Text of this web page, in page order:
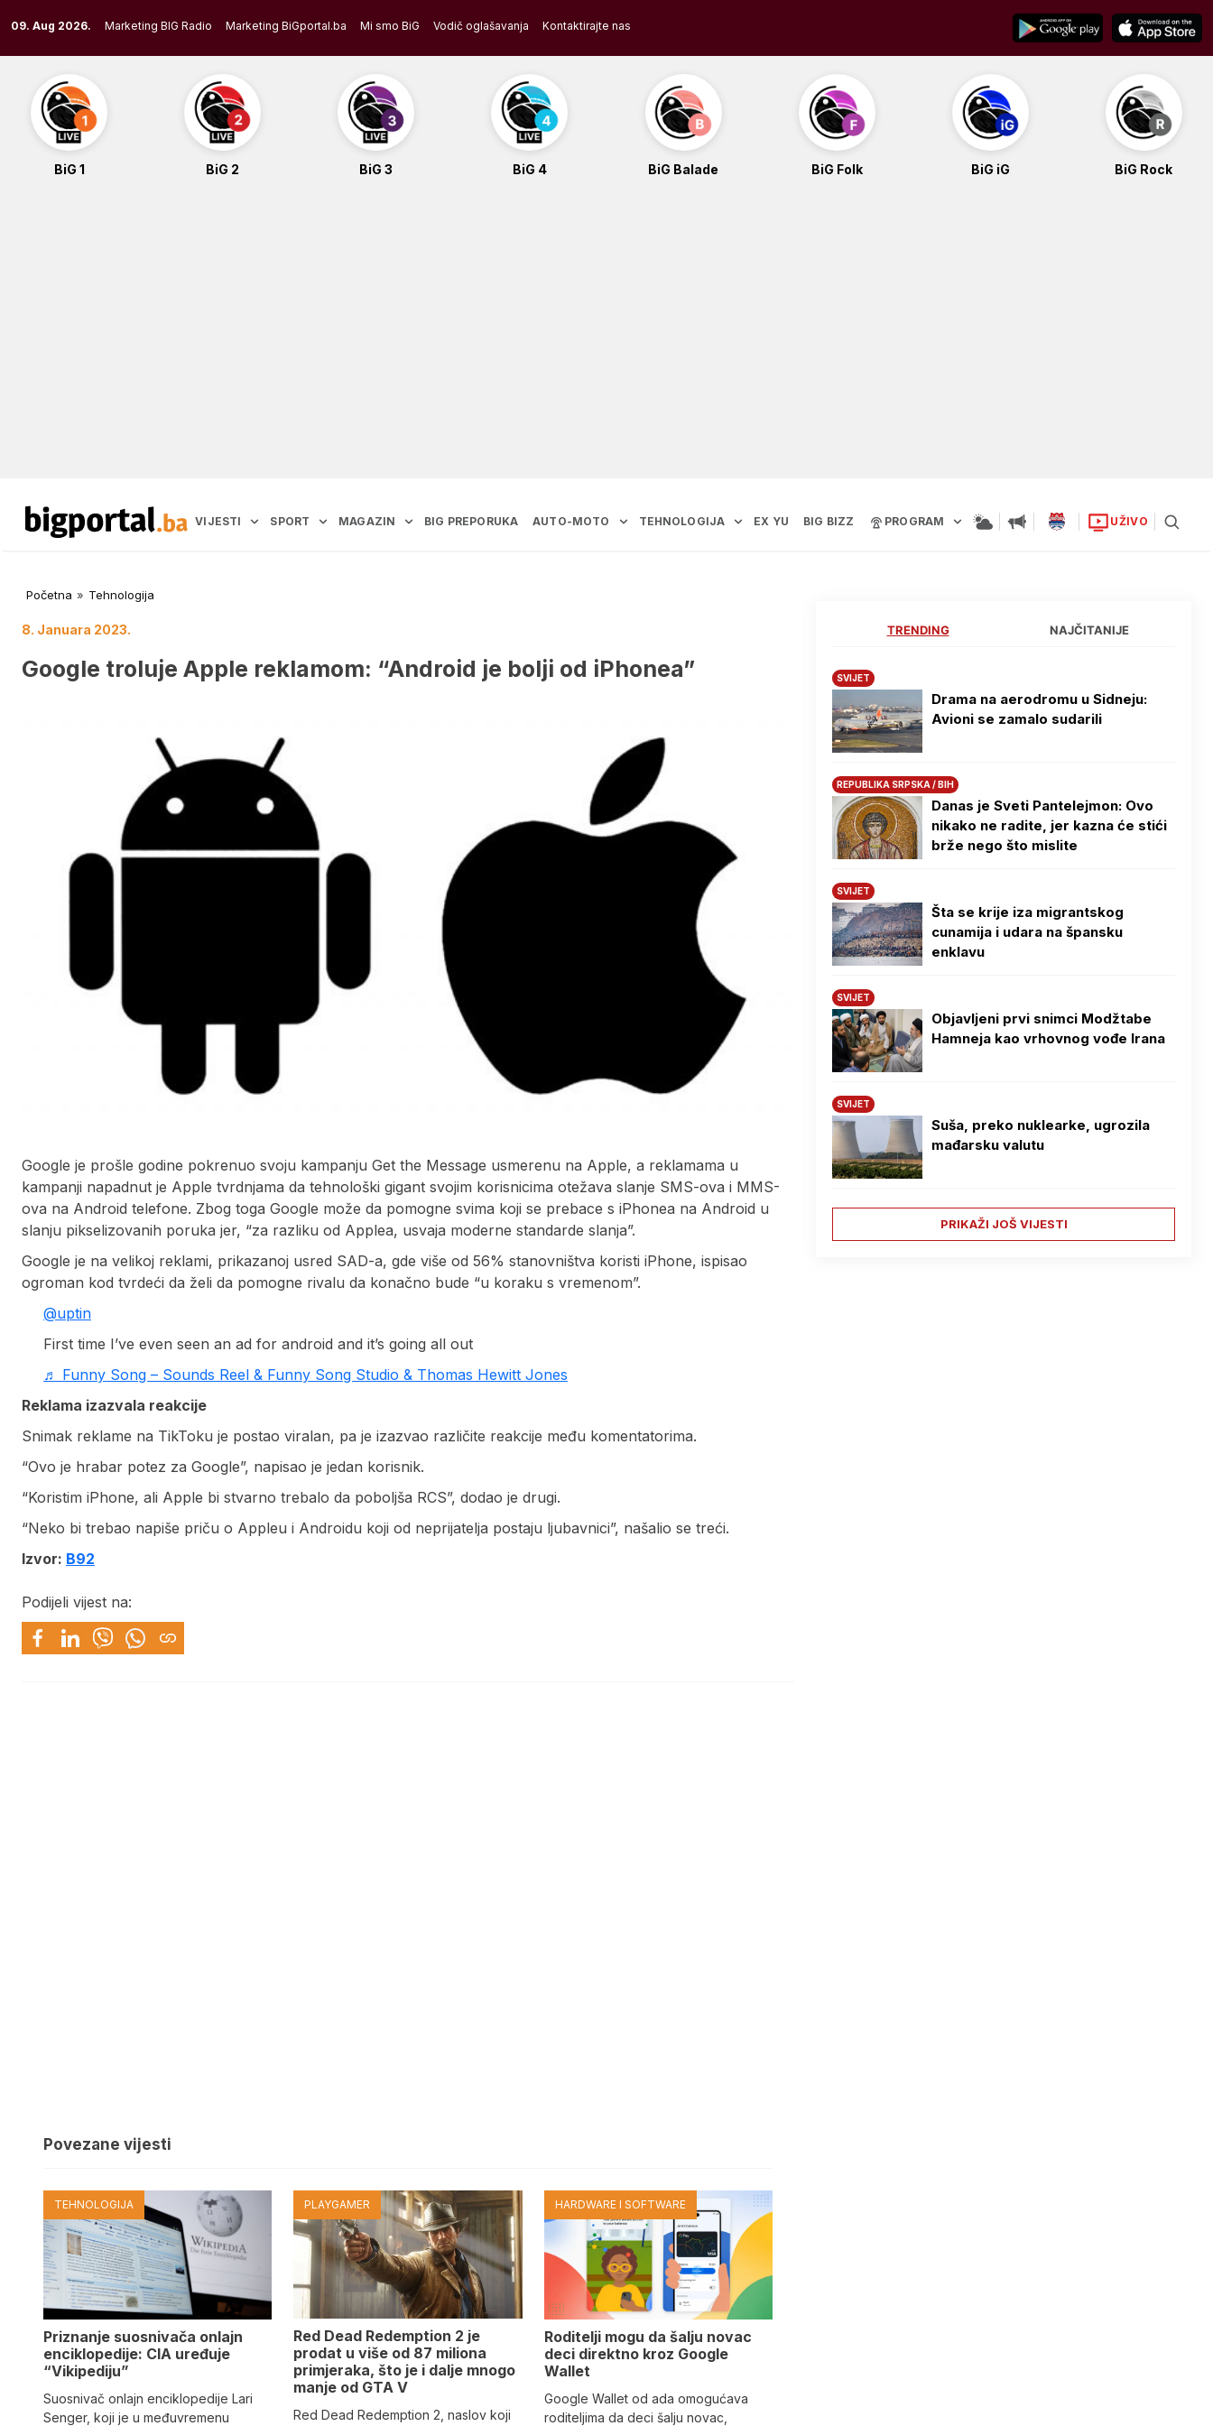
to
content
09. Aug 2026. Marketing BIG Radio Marketing BiGportal.ba Mi smo BiG Vodič oglašavanja Kontaktirajte nas
BiG 1 BiG 2 BiG 3 BiG 4 BiG Balade BiG Folk BiG iG BiG Rock
VIJESTI SPORT MAGAZIN BIG PREPORUKA AUTO-MOTO TEHNOLOGIJA EX YU BIG BIZZ PROGRAM UŽIVO
Početna » Tehnologija
8. Januara 2023.
Google troluje Apple reklamom: “Android je bolji od iPhonea”
Google je prošle godine pokrenuo svoju kampanju Get the Message usmerenu na Apple, a reklamama u
kampanji napadnut je Apple tvrdnjama da tehnološki gigant svojim korisnicima otežava slanje SMS-ova i MMS-
ova na Android telefone. Zbog toga Google može da pomogne svima koji se prebace s iPhonea na Android u
slanju pikselizovanih poruka jer, “za razliku od Applea, usvaja moderne standarde slanja”.
Google je na velikoj reklami, prikazanoj usred SAD-a, gde više od 56% stanovništva koristi iPhone, ispisao
ogroman kod tvrdeći da želi da pomogne rivalu da konačno bude “u koraku s vremenom”.
@uptin
First time I’ve even seen an ad for android and it’s going all out
♬ Funny Song – Sounds Reel & Funny Song Studio & Thomas Hewitt Jones
Reklama izazvala reakcije
Snimak reklame na TikToku je postao viralan, pa je izazvao različite reakcije među komentatorima.
“Ovo je hrabar potez za Google”, napisao je jedan korisnik.
“Koristim iPhone, ali Apple bi stvarno trebalo da poboljša RCS”, dodao je drugi.
“Neko bi trebao napiše priču o Appleu i Androidu koji od neprijatelja postaju ljubavnici”, našalio se treći.
Izvor: B92
Podijeli vijest na:
Povezane vijesti
TEHNOLOGIJA
Priznanje suosnivača onlajn
enciklopedije: CIA uređuje
“Vikipediju”
Suosnivač onlajn enciklopedije Lari
Senger, koji je u međuvremenu
PLAYGAMER
Red Dead Redemption 2 je
prodat u više od 87 miliona
primjeraka, što je i dalje mnogo
manje od GTA V
Red Dead Redemption 2, naslov koji
HARDWARE I SOFTWARE
Roditelji mogu da šalju novac
deci direktno kroz Google
Wallet
Google Wallet od ada omogućava
roditeljima da deci šalju novac,
TRENDING NAJČITANIJE
SVIJET
Drama na aerodromu u Sidneju:
Avioni se zamalo sudarili
REPUBLIKA SRPSKA / BIH
Danas je Sveti Pantelejmon: Ovo
nikako ne radite, jer kazna će stići
brže nego što mislite
SVIJET
Šta se krije iza migrantskog
cunamija i udara na špansku
enklavu
SVIJET
Objavljeni prvi snimci Modžtabe
Hamneja kao vrhovnog vođe Irana
SVIJET
Suša, preko nuklearke, ugrozila
mađarsku valutu
PRIKAŽI JOŠ VIJESTI